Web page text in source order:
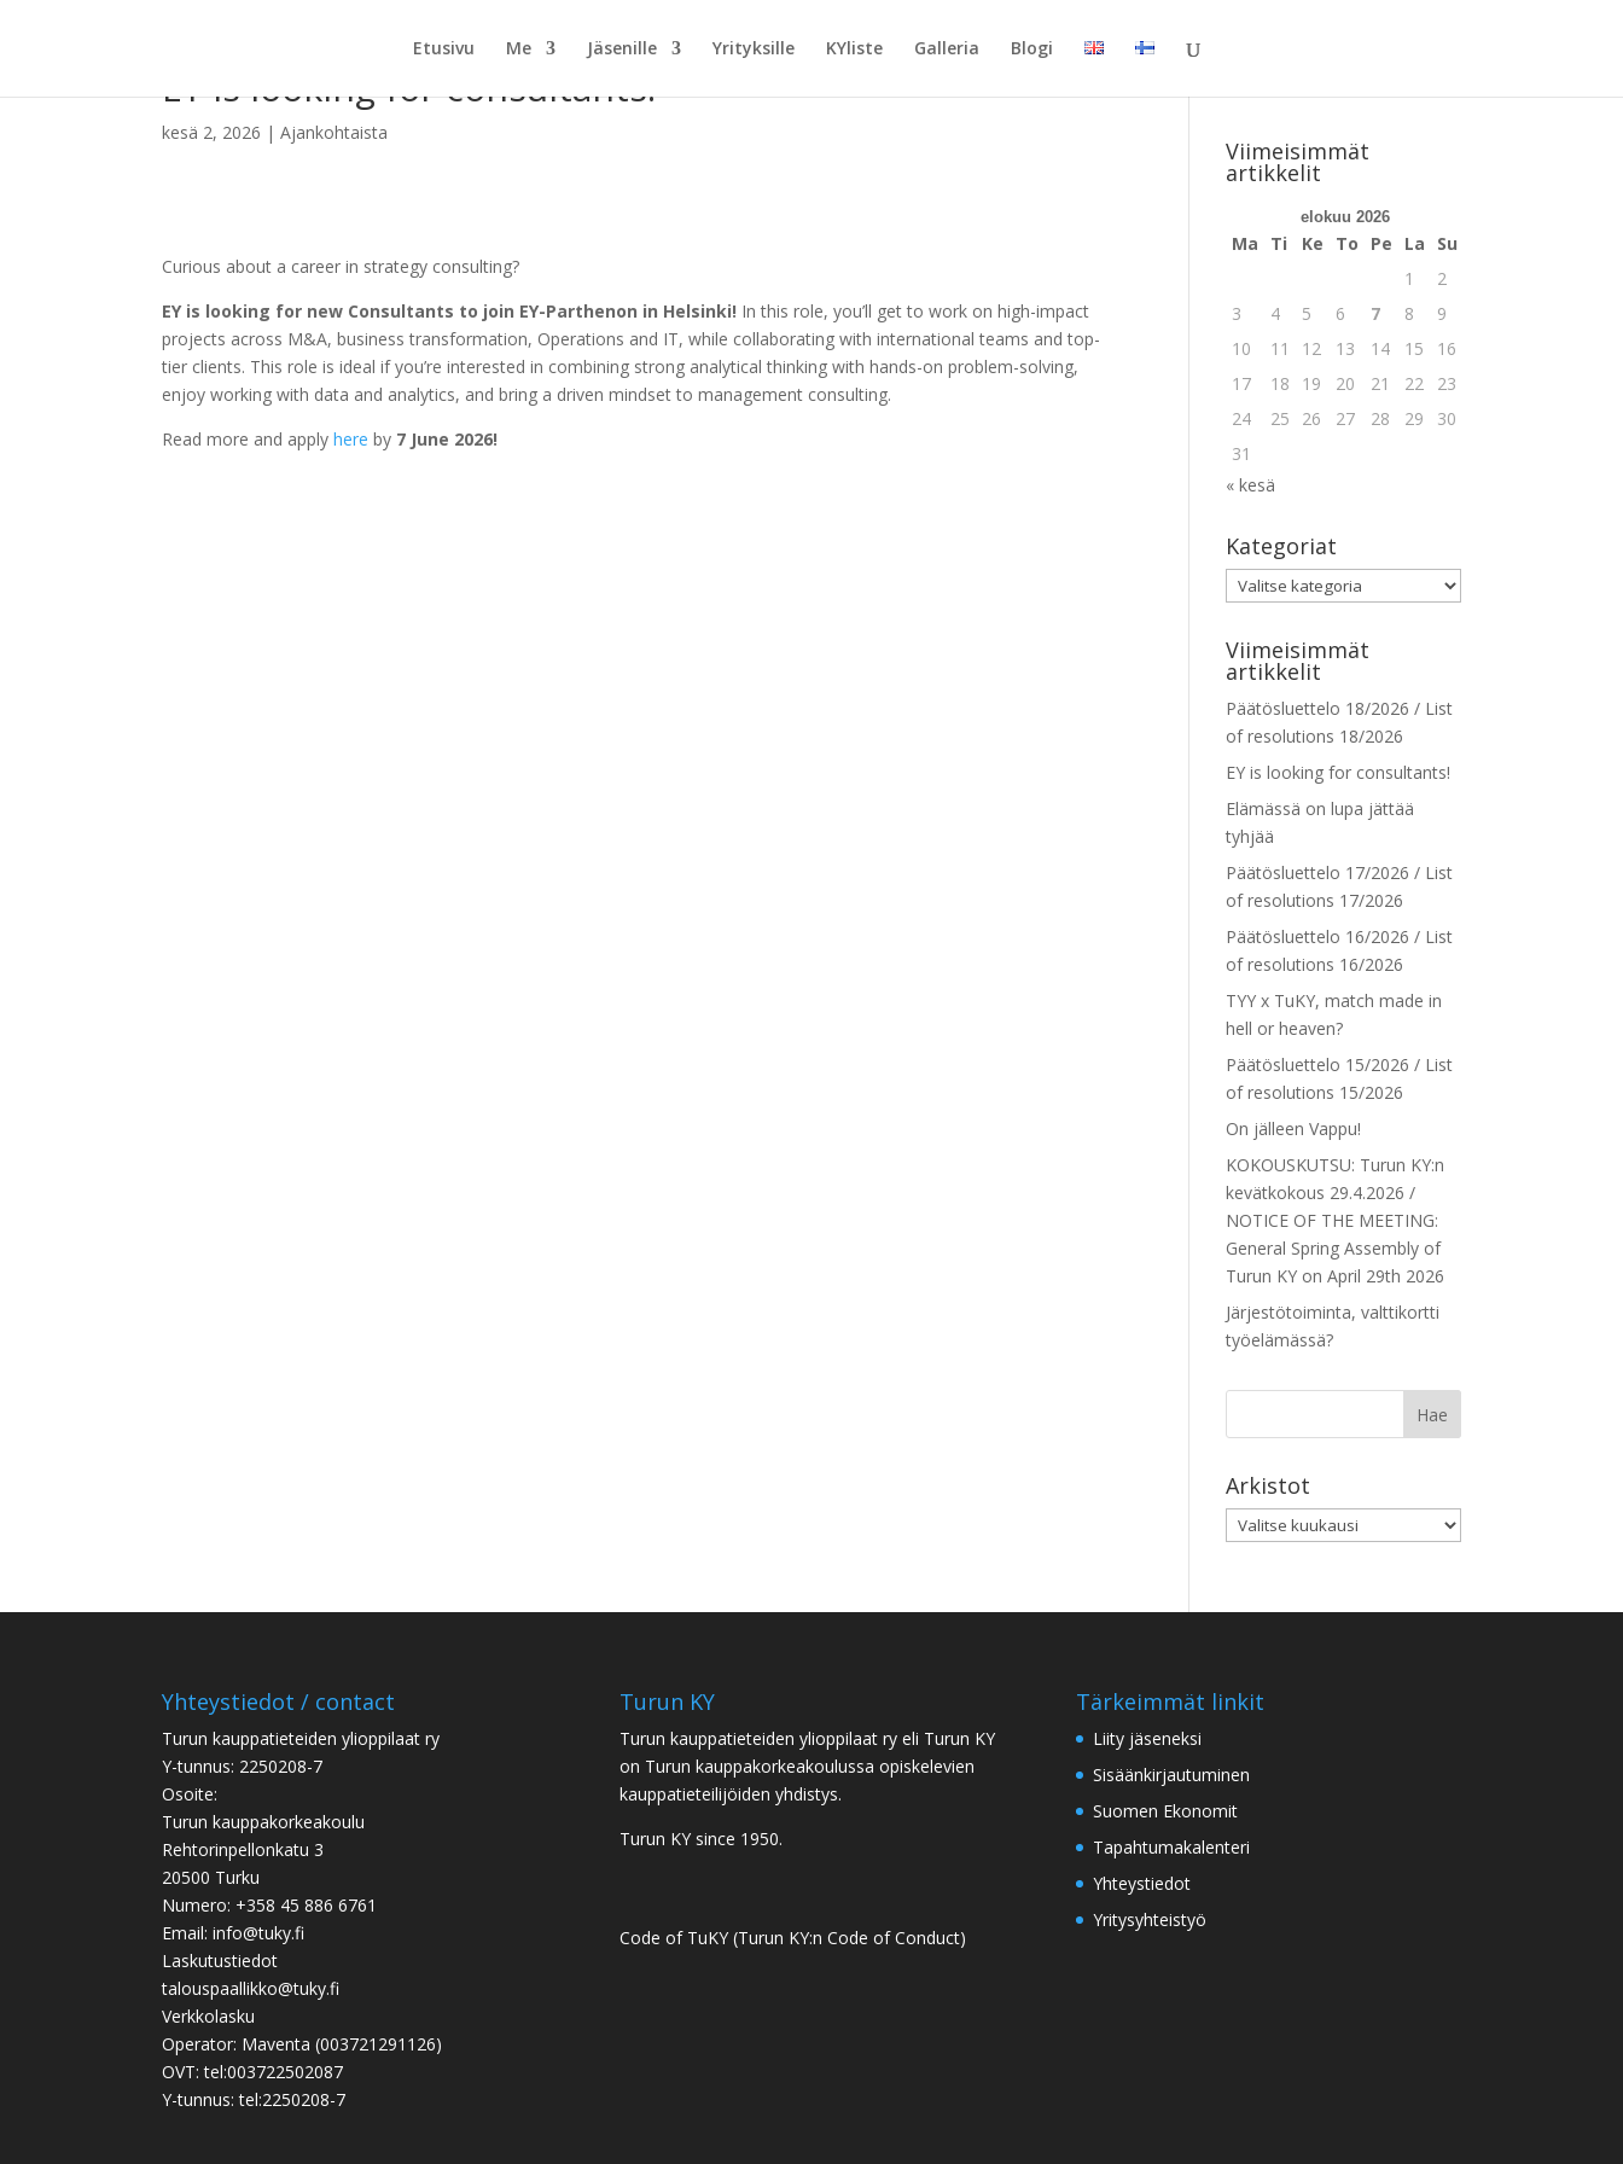
Etusivu Me Jäsenille Yrityksille KYliste Galleria Blogi
EY is looking for consultants!
kesä 2, 2026 |Ajankohtaista
Curious about a career in strategy consulting?
EY is looking for new Consultants to join EY-Parthenon in Helsinki! In this role, you’ll get to work on high-impact
projects across M&A, business transformation, Operations and IT, while collaborating with international teams and top-
tier clients. This role is ideal if you’re interested in combining strong analytical thinking with hands-on problem-solving,
enjoy working with data and analytics, and bring a driven mindset to management consulting.
Read more and applyhere by 7 June 2026!
Viimeisimmät
artikkelit
elokuu 2026
Ma Ti Ke To Pe La
Su
1
2
3
4 5 6 7 8
9
10
11 12 13 14 15
16
17
18 19 20 21 22
23
24
25 26 27 28 29
30
31
« kesä
Kategoriat
Kategoriat
Viimeisimmät
artikkelit
Päätösluettelo 18/2026 / List
of resolutions 18/2026
EY is looking for consultants!
Elämässä on lupa jättää
tyhjää
Päätösluettelo 17/2026 / List
of resolutions 17/2026
Päätösluettelo 16/2026 / List
of resolutions 16/2026
TYY x TuKY, match made in
hell or heaven?
Päätösluettelo 15/2026 / List
of resolutions 15/2026
On jälleen Vappu!
KOKOUSKUTSU: Turun KY:n
kevätkokous 29.4.2026 /
NOTICE OF THE MEETING:
General Spring Assembly of
Turun KY on April 29th 2026
Järjestötoiminta, valttikortti
työelämässä?
Arkistot
Arkistot
Yhteystiedot / contact
Turun kauppatieteiden ylioppilaat ry
Y-tunnus: 2250208-7
Osoite:
Turun kauppakorkeakoulu
Rehtorinpellonkatu 3
20500 Turku
Numero: +358 45 886 6761
Email: info@tuky.fi
Laskutustiedot
talouspaallikko@tuky.fi
Verkkolasku
Operator: Maventa (003721291126)
OVT: tel:003722502087
Y-tunnus: tel:2250208-7
Turun KY
Turun kauppatieteiden ylioppilaat ry eli Turun KY
on Turun kauppakorkeakoulussa opiskelevien
kauppatieteilijöiden yhdistys.
Turun KY since 1950.
Code of TuKY (Turun KY:n Code of Conduct)
Tärkeimmät linkit
Liity jäseneksi
Sisäänkirjautuminen
Suomen Ekonomit
Tapahtumakalenteri
Yhteystiedot
Yritysyhteistyö